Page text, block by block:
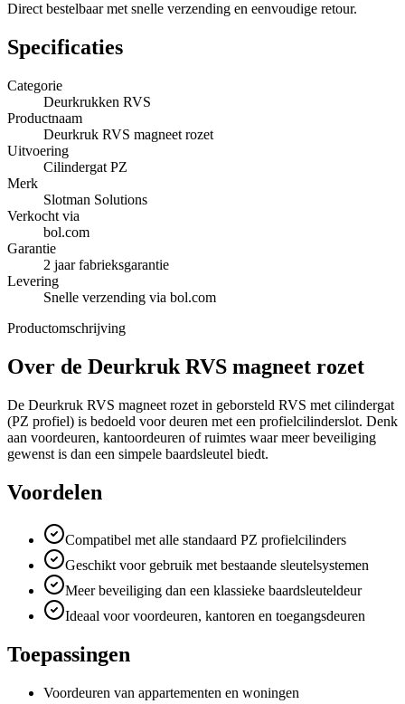
Direct bestelbaar met snelle verzending en eenvoudige retour.
Specificaties
Categorie
Deurkrukken RVS
Productnaam
Deurkruk RVS magneet rozet
Uitvoering
Cilindergat PZ
Merk
Slotman Solutions
Verkocht via
bol.com
Garantie
2 jaar fabrieksgarantie
Levering
Snelle verzending via bol.com
Productomschrijving
Over de Deurkruk RVS magneet rozet
De Deurkruk RVS magneet rozet in geborsteld RVS met cilindergat
(PZ profiel) is bedoeld voor deuren met een profielcilinderslot. Denk
aan voordeuren, kantoordeuren of ruimtes waar meer beveiliging
gewenst is dan een simpele baardsleutel biedt.
Voordelen
Compatibel met alle standaard PZ profielcilinders
Geschikt voor gebruik met bestaande sleutelsystemen
Meer beveiliging dan een klassieke baardsleuteldeur
Ideaal voor voordeuren, kantoren en toegangsdeuren
Toepassingen
Voordeuren van appartementen en woningen